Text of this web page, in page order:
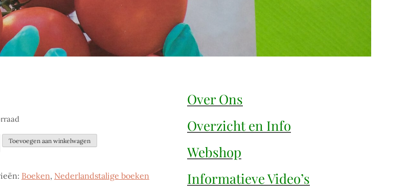
Toevoegen aan winkelwagen
Boeken, Nederlandstalige boeken
Over Ons
Overzicht en Info
Webshop
Informatieve Video’s